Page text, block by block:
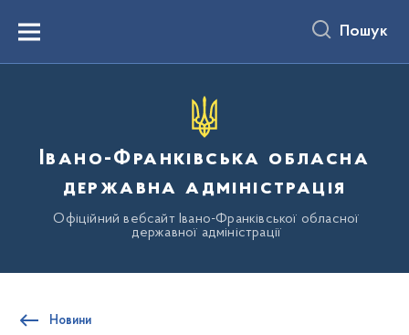
вмістуMenu Пошук
Івано-Франківська обласна
державна адміністрація
Офіційний вебсайт Івано-Франківської обласної
державної адміністрації
Новини